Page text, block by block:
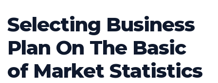
Selecting Business
Plan On The Basic
of Market Statistics